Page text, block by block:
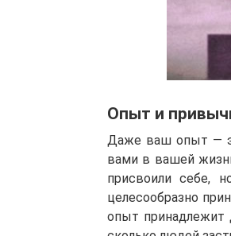
Опыт и
Даже ваш опыт —
вами в вашей
присвоили себе,
целесообразно
опыт принадлежит